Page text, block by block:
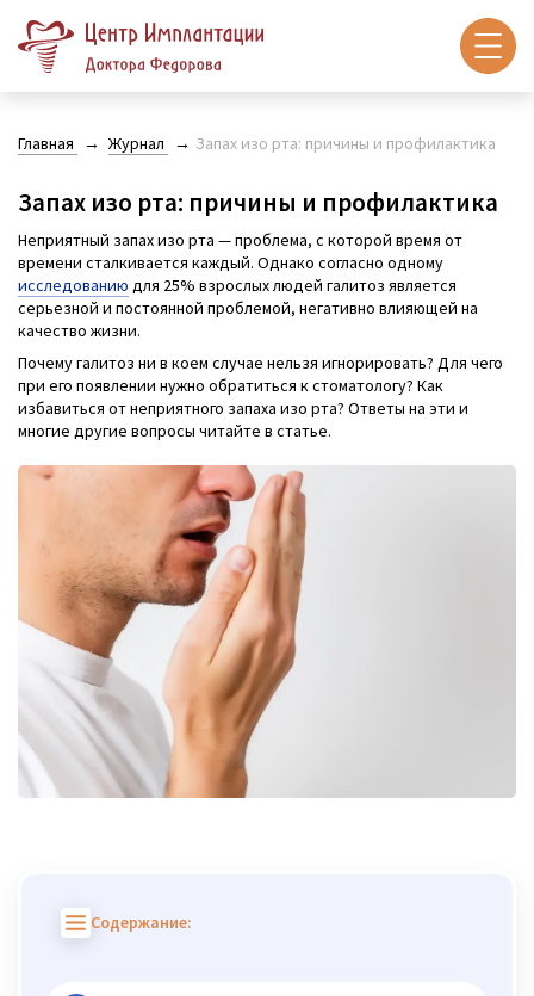
Главная Журнал Запах изо рта: причины и профилактика
Запах изо рта: причины и профилактика
Неприятный запах изо рта — проблема, с которой время от
времени сталкивается каждый. Однако согласно одному
исследованию для 25% взрослых людей галитоз является
серьезной и постоянной проблемой, негативно влияющей на
качество жизни.
Почему галитоз ни в коем случае нельзя игнорировать? Для чего
при его появлении нужно обратиться к стоматологу? Как
избавиться от неприятного запаха изо рта? Ответы на эти и
многие другие вопросы читайте в статье.
Содержание: